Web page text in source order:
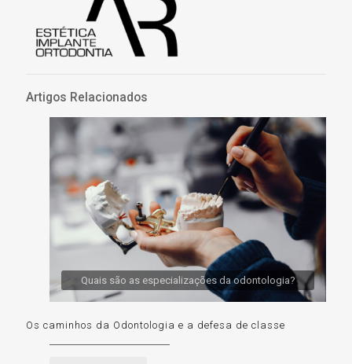
Artigos Relacionados
Quais são as especializações da odontologia?
Os caminhos da Odontologia e a defesa de classe